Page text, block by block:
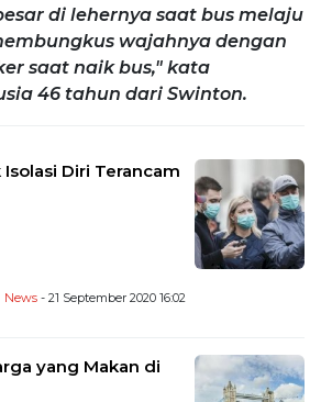
di lehernya saat bus melaju
wajahnya dengan
saat naik bus," kata
46 tahun dari Swinton.
Diri Terancam
News - 21 September 2020 16:02
yang Makan di